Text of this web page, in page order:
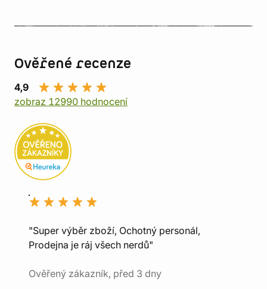
Ověřené recenze
4,9
zobraz 12990 hodnocení
"Super výběr zboží, Ochotný personál,
Prodejna je ráj všech nerdů"
Ověřený zákazník, před 3 dny